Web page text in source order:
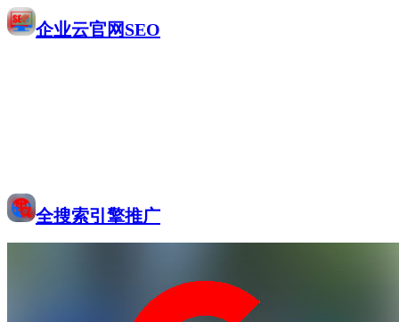
企业云官网SEO
全搜索引擎推广